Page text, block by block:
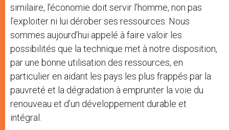
similaire, l’économie doit servir l’homme, non pas
l’exploiter ni lui dérober ses ressources. Nous
sommes aujourd’hui appelé à faire valoir les
possibilités que la technique met à notre disposition,
par une bonne utilisation des ressources, en
particulier en aidant les pays les plus frappés par la
pauvreté et la dégradation à emprunter la voie du
renouveau et d’un développement durable et
intégral.